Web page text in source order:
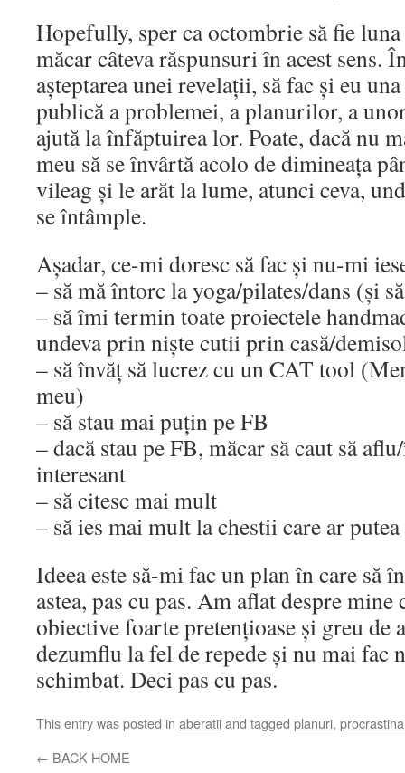
Hopefully, sper ca octombrie să fie
măcar câteva răspunsuri în acest sens.
așteptarea unei revelații, să fac și eu
publică a problemei, a planurilor, a
ajută la înfăptuirea lor. Poate, dacă nu
meu să se învârtă acolo de dimineața
vileag și le arăt la lume, atunci ceva,
se întâmple.
Așadar, ce-mi doresc să fac și nu-mi
– să mă întorc la yoga/pilates/dans (și
– să îmi termin toate proiectele
undeva prin niște cutii prin casă/
– să învăț să lucrez cu un CAT tool
meu)
– să stau mai puțin pe FB
– dacă stau pe FB, măcar să caut să
interesant
– să citesc mai mult
– să ies mai mult la chestii care ar
Ideea este să-mi fac un plan în care să
astea, pas cu pas. Am aflat despre
obiective foarte pretențioase și greu de
dezumflu la fel de repede și nu mai fac
schimbat. Deci pas cu pas.
This entry was posted in aberatiiand tagged planuri,
← BACK HOME